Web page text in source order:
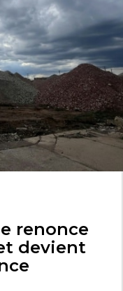
renonce
devient